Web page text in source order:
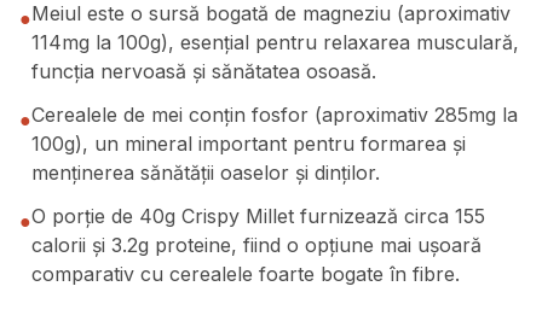
●Meiul este o sursă bogată de magneziu (aproximativ
114mg la 100g), esențial pentru relaxarea musculară,
funcția nervoasă și sănătatea osoasă.
●Cerealele de mei conțin fosfor (aproximativ 285mg la
100g), un mineral important pentru formarea și
menținerea sănătății oaselor și dinților.
●O porție de 40g Crispy Millet furnizează circa 155
calorii și 3.2g proteine, fiind o opțiune mai ușoară
comparativ cu cerealele foarte bogate în fibre.